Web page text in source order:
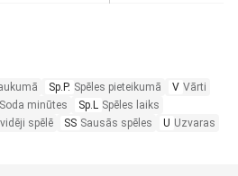
Sp.P. Spēles pieteikumā V Vārti
Soda minūtes Sp.L Spēles laiks
spēlē SS Sausās spēles U Uzvaras